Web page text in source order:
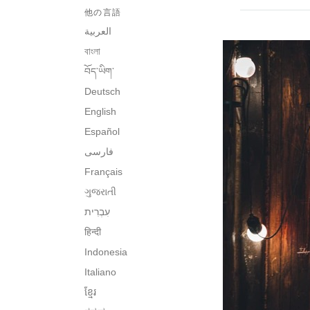
他の言語
العربية
বাংলা
བོད་ཡིག་
Deutsch
English
Español
فارسی
Français
ગુજરાતી
हिन्दी
Indonesia
Italiano
ខ្មែរ